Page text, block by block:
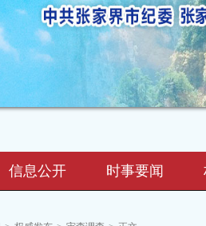
信息公开 时事要闻